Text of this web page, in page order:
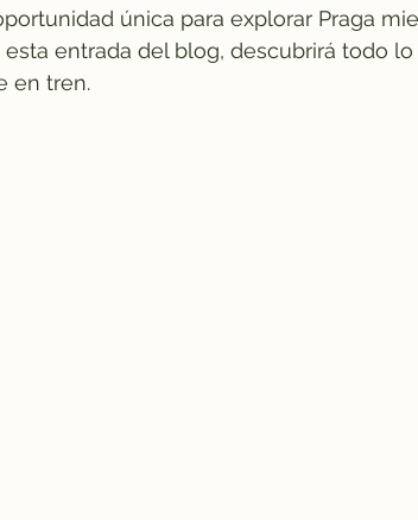
única para explorar Praga
esta entrada del blog, descubrirá todo
en tren.